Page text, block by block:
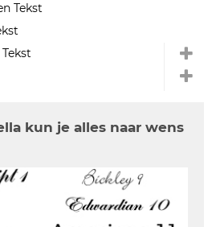
Tekst
kun je alles naar wens